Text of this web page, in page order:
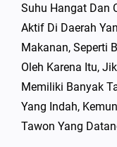
Suhu Hangat Dan
Aktif Di Daerah
Makanan, Seperti
Oleh Karena Itu,
Memiliki Banyak
Yang Indah,
Tawon Yang